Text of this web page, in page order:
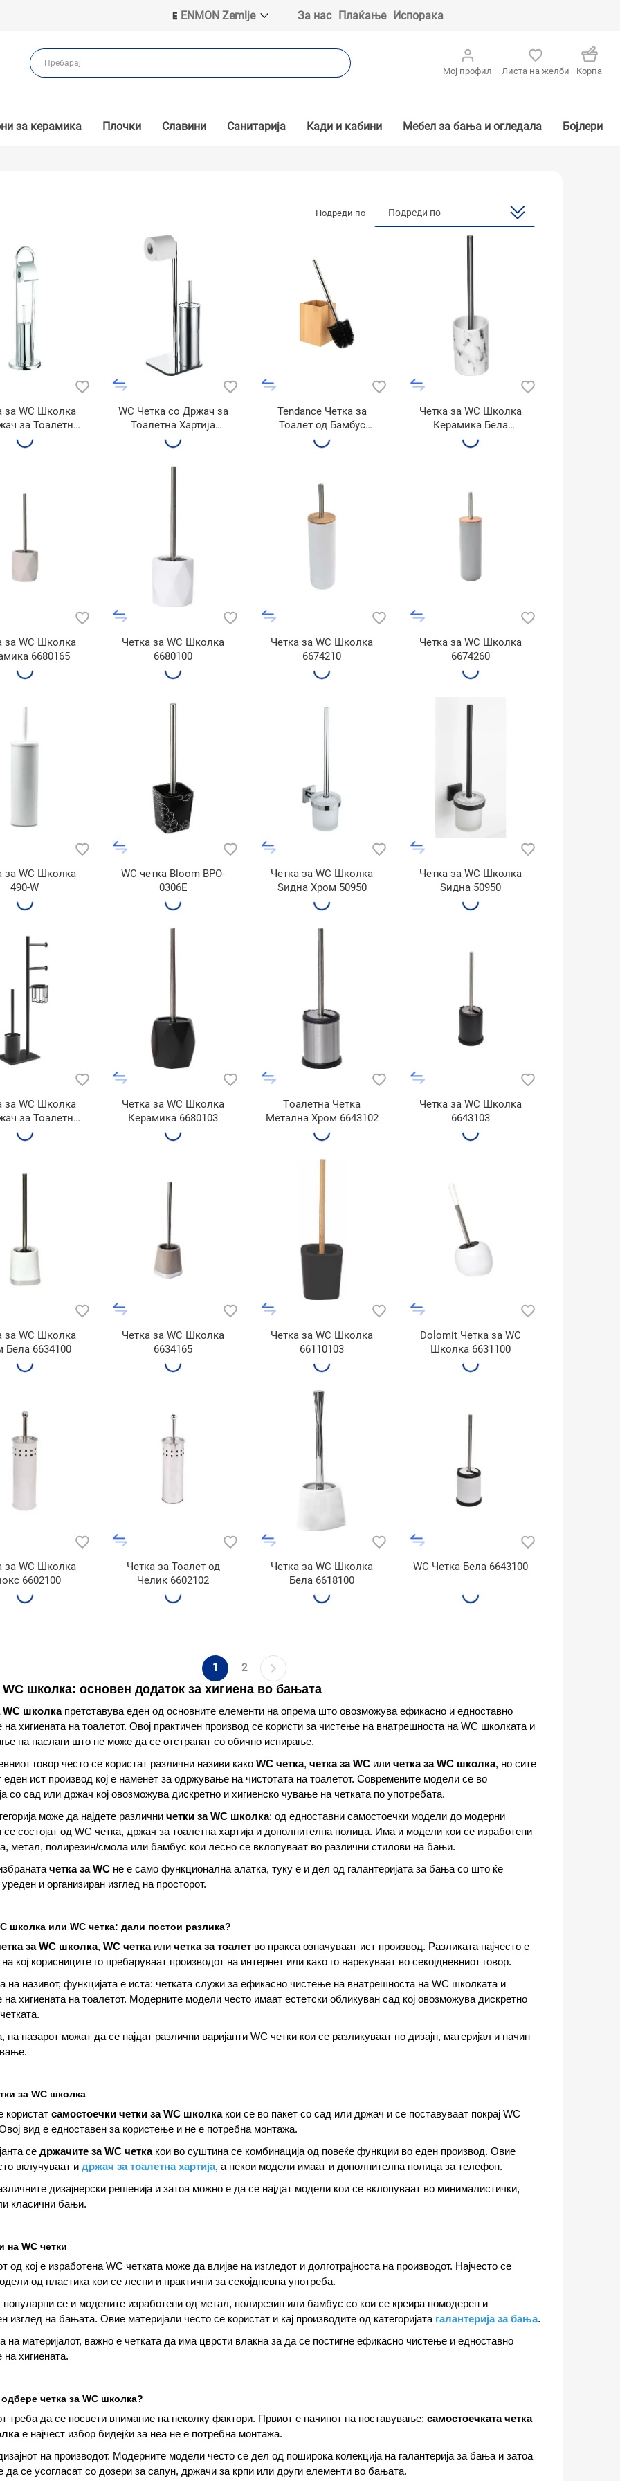
ENMON Zemlje
ENMON BIH
ENMON MKD
За нас Плаќање Испорака
Мој профил Листа на желби Kорпа
за керамика Плочки Славини Санитарија Кади и кабини Мебел за бања и огледала Бојлери
Подреди по
за WC Школка
зa Тоалетна
Стоечка 410-S
WC Четка со Држач за
Тоалетна Хартија
Стоечка 421
Tendance Четка за
Тоалет од Бамбус
6612195
Четка за WC Школка
Керамика Бела
6682602
за WC Школка
6680165
Четка за WC Школка
6680100
Четка за WC Школка
6674210
Четка за WC Школка
6674260
за WC Школка
490-W
WC четка Bloom BPO-
0306E
Четка за WC Школка
Ѕиднa Хром 50950
Четка за WC Школка
Ѕиднa 50950
за WC Школка
зa Тоалетна
Стоечка WT-
Четка за WC Школка
Керамика 6680103
Tоалетна Четка
Метална Хром 6643102
Четка за WC Школка
6643103
за WC Школка
Бела 6634100
Четка за WC Школка
6634165
Четка за WC Школкa
66110103
Dolomit Четка за WC
Школка 6631100
за WC Школка
6602100
Четка за Тоалет од
Челик 6602102
Четка за WC Школка
Бела 6618100
WC Четка Бела 6643100
1 2
WC школка: основен додаток за хигиена во бањата
WC школкапретставува еден од основните елементи на опрема што овозможува ефикасно и едноставно
хигиената на тоалетот. Овој практичен производ се користи за чистење на внатрешноста на WC школката и
на наслаги што не може да се отстранат со обично испирање.
говор често се користат различни називи како WC четка, четка за WCили четка за WC школка, но сите
еден ист производ кој е наменет за одржување на чистотата на тоалетот. Современите модели се во
со сад или држач кој овозможува дискретно и хигиенско чување на четката по употребата.
може да најдете различни четки за WC школка: од едноставни самостоечки модели до модерни
се состојат од WC четка, држач за тоалетна хартија и дополнителна полица. Има и модели кои се изработени
метал, полирезин/смола или бамбус кои лесно се вклопуваат во различни стилови на бањи.
четка за WCне е само функционална алатка, туку е и дел од галантеријата за бања со што ќе
уреден и организиран изглед на просторот.
школка или WC четка: дали постои разлика?
за WC школка, WC четкаили четка за тоалетво пракса означуваат ист производ. Разликата најчесто е
кој корисниците го пребаруваат производот на интернет или како го нарекуваат во секојдневниот говор.
на називот, функцијата е иста: четката служи за ефикасно чистење на внатрешноста на WC школката и
хигиената на тоалетот. Модерните модели често имаат естетски обликуван сад кој овозможува дискретно
на пазарот можат да се најдат различни варијанти WC четки кои се разликуваат по дизајн, материјал и начин
за WC школка
користат самостоечки четки за WC школкакои се во пакет со сад или држач и се поставуваат покрај WC
вид е едноставен за користење и не е потребна монтажа.
се држачите за WC четкакои во суштина се комбинација од повеќе функции во еден производ. Овие
вклучуваат и држач за тоалетна хартија, а некои модели имаат и дополнителна полица за телефон.
дизајнерски решенија и затоа можно е да се најдат модели кои се вклопуваат во минималистички,
класични бањи.
на WC четки
од кој е изработена WC четката може да влијае на изгледот и долготрајноста на производот. Најчесто се
од пластика кои се лесни и практични за секојдневна употреба.
популарни се и моделите изработени од метал, полирезин или бамбус со кои се креира помодерен и
изглед на бањата. Овие материјали често се користат и кај производите од категоријата галантерија за бања.
на материјалот, важно е четката да има цврсти влакна за да се постигне ефикасно чистење и едноставно
хигиената.
четка за WC школка?
треба да се посвети внимание на неколку фактори. Првиот е начинот на поставување: самостоечката четка
е најчест избор бидејќи за неа не е потребна монтажа.
на производот. Модерните модели често се дел од поширока колекција на галантерија за бања и затоа
да се усогласат со дозери за сапун, држачи за крпи или други елементи во бањата.